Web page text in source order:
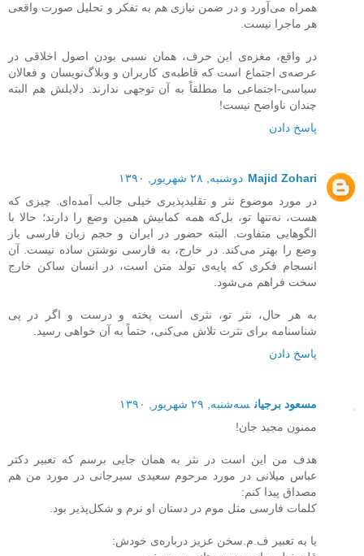
همراه می‌آورد و در ضمن نیازی هم به تفکر و تحلیل صورت واقعی
هر ماجرا نیست.
در واقع، مغزه‌ی این حرف، همان نسبی بودن اصول اخلاقی در
عرصه‌ی اجتماع است که قاطبه‌ی کاربران و وبلاگ‌نویسان و فعالان
سیاسی-اجتماعی ما مطلقاً به آن توجهی ندارند. دلایلش هم البته
چندان ناواضح نیست!
پاسخ دادن
Majid Zohari دوشنبه, ۲۸ شهریور, ۱۳۹۰
در مورد موضوع نثر و تقلیدپذیری خیلی جالب آمده‌ای. چیزی که
هست، نه‌‌تنها تو، بل‌که همه کمابیش همین وضع را دارند؛ حالا با
الگوهایی متفاوت. البته حضور در ایران و حجم زبان فارسی باز
وضع را بهتر می‌کند. در خارج، به فارسی نوشتن ساده نیست. آن
انسجام فکری که پایه‌ی تولد متن است، در انسان ساکن خارج
سخت فراهم می‌شود.
به هر حال، نثر تو، نثری است پخته و درست و اگر در پی
شناسنامه برای نثرت تلاش می‌کنی، حتماً به آن خواهی رسید.
پاسخ دادن
مسعود برجیان سه‌شنبه, ۲۹ شهریور, ۱۳۹۰
ممنون مجید جان!
هدف من این است در نثر به همان جایی برسم که تعبیر دکتر
عباس میلانی در مورد مرحوم سعیدی سیرجانی در مورد من هم
مصداق پیدا کنم:
کلمات فارسی مثل موم در دستان او نرم و شکل‌پذیر بود.
یا به تعبیر ف.م.سخن عزیز درباره‌ی خودش: